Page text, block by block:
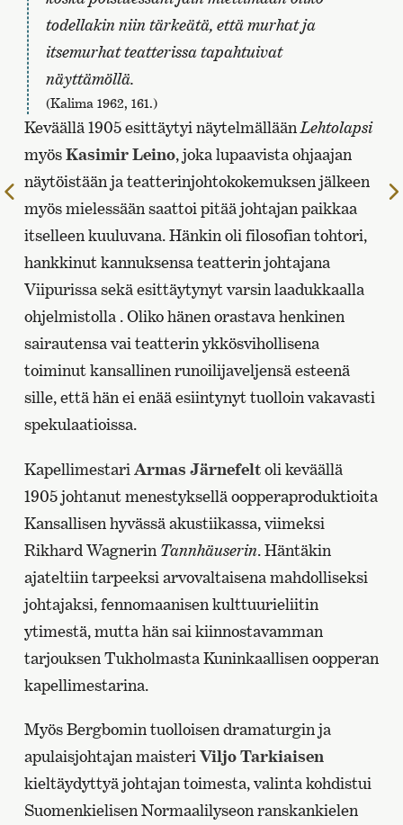
todellakin niin tärkeätä, että murhat ja
itsemurhat teatterissa tapahtuivat
näyttämöllä.
(Kalima 1962, 161.)
Keväällä 1905 esittäytyi näytelmälläänLehtolapsi
myösKasimir Leino, joka lupaavista ohjaajan
näytöistään ja teatterinjohtokokemuksen jälkeen
myös mielessään saattoi pitää johtajan paikkaa
itselleen kuuluvana. Hänkin oli filosofian tohtori,
hankkinut kannuksensa teatterin johtajana
Viipurissa sekä esittäytynyt varsin laadukkaalla
ohjelmistolla . Oliko hänen orastava henkinen
sairautensa vai teatterin ykkösvihollisena
toiminut kansallinen runoilijaveljensä esteenä
sille, että hän ei enää esiintynyt tuolloin vakavasti
spekulaatioissa.
Kapellimestari Armas Järnefeltoli keväällä
1905 johtanut menestyksellä oopperaproduktioita
Kansallisen hyvässä akustiikassa, viimeksi
Rikhard Wagnerin Tannhäuserin. Häntäkin
ajateltiin tarpeeksi arvovaltaisena mahdolliseksi
johtajaksi, fennomaanisen kulttuurieliitin
ytimestä, mutta hän sai kiinnostavamman
tarjouksen Tukholmasta Kuninkaallisen oopperan
kapellimestarina.
Myös Bergbomin tuolloisen dramaturgin ja
apulaisjohtajan maisteri Viljo Tarkiaisen
kieltäydyttyä johtajan toimesta, valinta kohdistui
Suomenkielisen Normaalilyseon ranskankielen
Edelliselle
sivulle